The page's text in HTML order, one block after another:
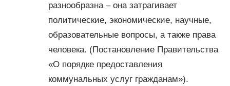
разнообразна – она затрагивает
политические, экономические, научные,
образовательные вопросы, а также права
человека. (Постановление Правительства
«О порядке предоставления
коммунальных услуг гражданам»).